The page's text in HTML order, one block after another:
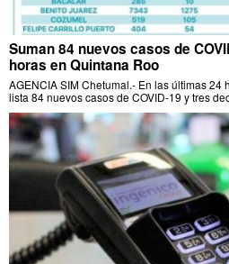
Suman 84 nuevos casos de
horas en Quintana Roo
AGENCIA SIM Chetumal.- En las últimas 24
lista 84 nuevos casos de COVID-19 y tres